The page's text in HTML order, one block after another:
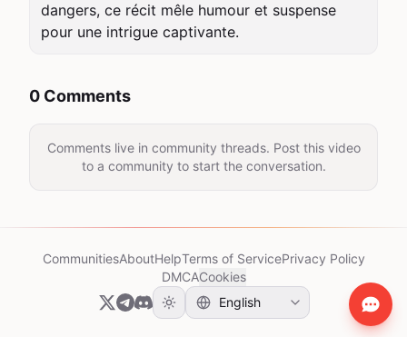
dangers, ce récit mêle humour et suspense
pour une intrigue captivante.
0 Comments
Comments live in community threads. Post this video
to a community to start the conversation.
CommunitiesAboutHelpTerms of ServicePrivacy Policy
DMCACookies